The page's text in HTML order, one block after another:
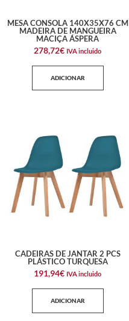
MESA CONSOLA 140X35X76 CM
MADEIRA DE MANGUEIRA
MACIÇA ÁSPERA
278,72€ IVA incluido
ADICIONAR
CADEIRAS DE JANTAR 2 PCS
PLÁSTICO TURQUESA
191,94€ IVA incluido
ADICIONAR